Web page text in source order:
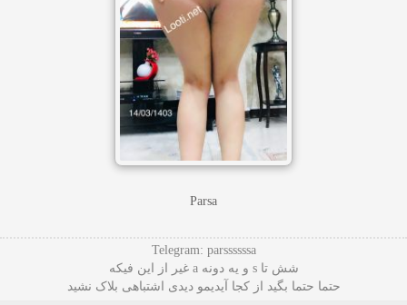
Parsa
Telegram: parssssssa
شش تا s و یه دونه a غیر از این فیکه
حتما حتما بگید از کجا آیدیمو دیدی اشتباهی بلاک نشید